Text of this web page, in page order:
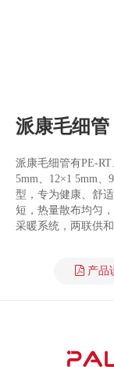
派康毛细管
派康毛细管有PE-
5mm、12×1 5mm
型，专为健康、舒
短，热量散布均匀
采暖系统，两联供
产品